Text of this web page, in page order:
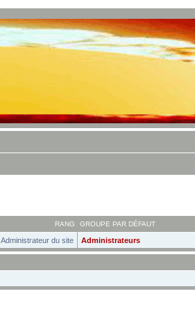
RANG GROUPE PAR DÉFAUT
Administrateur du site Administrateurs